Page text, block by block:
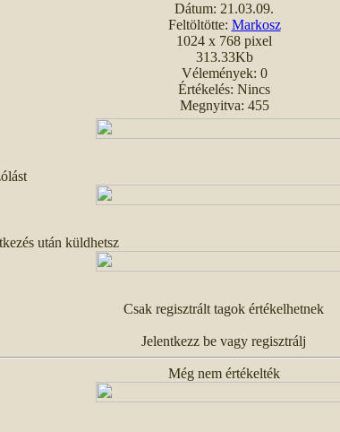
Dátum: 21.03.09.
Feltöltötte: Markosz
1024 x 768 pixel
313.33Kb
Vélemények: 0
Értékelés: Nincs
Megnyitva: 455
után küldhetsz
Csak regisztrált tagok értékelhetnek
Jelentkezz be vagy regisztrálj
Még nem értékelték